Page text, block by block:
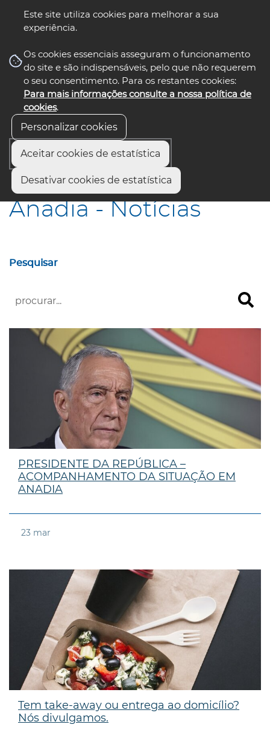
Este site utiliza cookies para melhorar a sua
experiência.
Os cookies essenciais asseguram o funcionamento
do site e são indispensáveis, pelo que não requerem
o seu consentimento. Para os restantes cookies:
Para mais informações consulte a nossa política de
cookies.
Personalizar cookies
Aceitar cookies de estatística
Desativar cookies de estatística
nos select language
Início Anadia - Notícias
Anadia - Notícias
Pesquisar
PRESIDENTE DA REPÚBLICA –
ACOMPANHAMENTO DA SITUAÇÃO EM
ANADIA
23 mar
Tem take-away ou entrega ao domicílio?
Nós divulgamos.